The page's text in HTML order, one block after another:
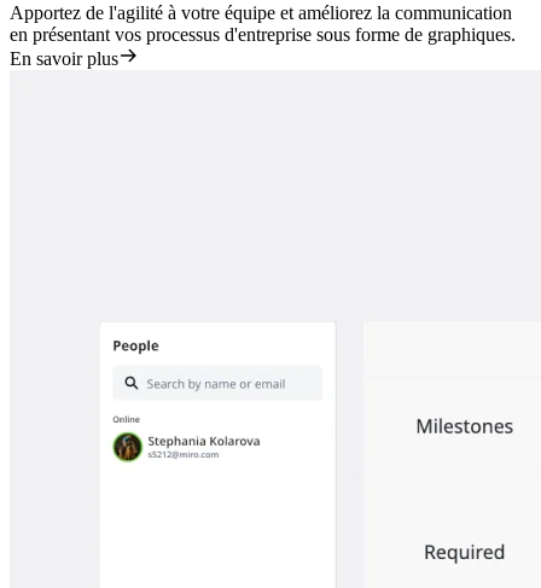
Apportez de l'agilité à votre équipe et améliorez la communication
en présentant vos processus d'entreprise sous forme de graphiques.
En savoir plus